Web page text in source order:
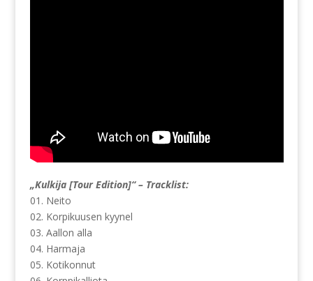
„Kulkija [Tour Edition]“ – Tracklist:
01. Neito
02. Korpikuusen kyynel
03. Aallon alla
04. Harmaja
05. Kotikonnut